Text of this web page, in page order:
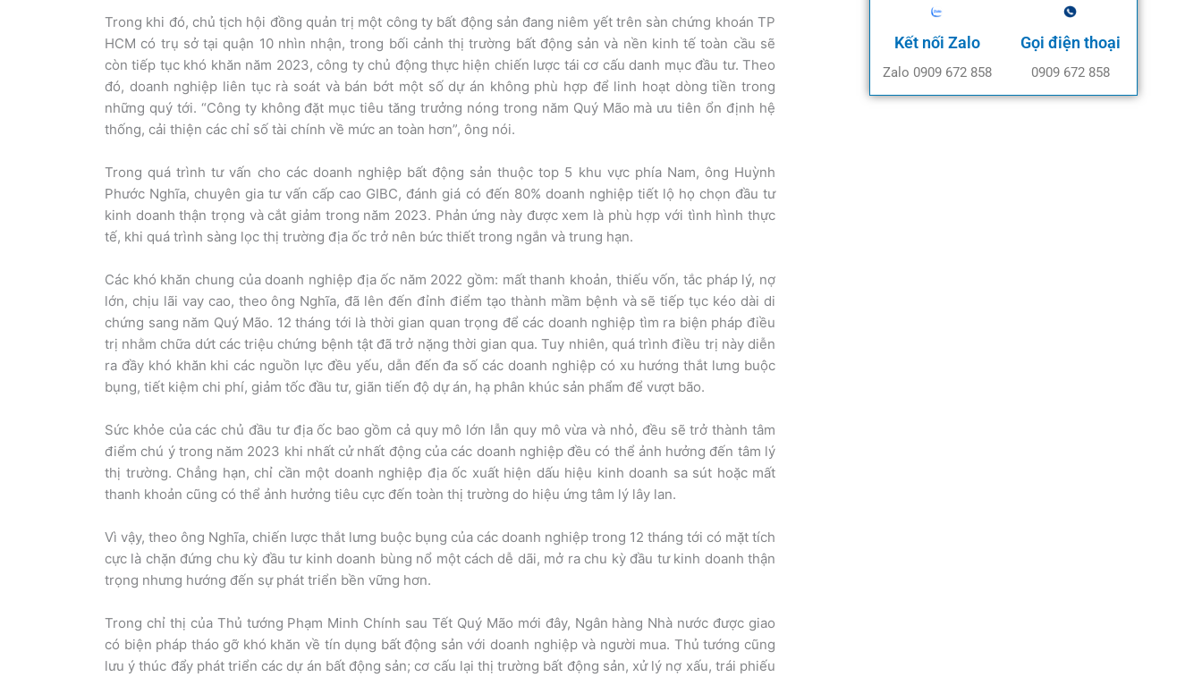
Trong khi đó, chủ tịch hội đồng quản trị một công ty bất động sản đang niêm yết trên sàn chứng khoán TP
HCM có trụ sở tại quận 10 nhìn nhận, trong bối cảnh thị trường bất động sản và nền kinh tế toàn cầu sẽ
còn tiếp tục khó khăn năm 2023, công ty chủ động thực hiện chiến lược tái cơ cấu danh mục đầu tư. Theo
đó, doanh nghiệp liên tục rà soát và bán bớt một số dự án không phù hợp để linh hoạt dòng tiền trong
những quý tới. “Công ty không đặt mục tiêu tăng trưởng nóng trong năm Quý Mão mà ưu tiên ổn định hệ
thống, cải thiện các chỉ số tài chính về mức an toàn hơn”, ông nói.
Trong quá trình tư vấn cho các doanh nghiệp bất động sản thuộc top 5 khu vực phía Nam, ông Huỳnh
Phước Nghĩa, chuyên gia tư vấn cấp cao GIBC, đánh giá có đến 80% doanh nghiệp tiết lộ họ chọn đầu tư
kinh doanh thận trọng và cắt giảm trong năm 2023. Phản ứng này được xem là phù hợp với tình hình thực
tế, khi quá trình sàng lọc thị trường địa ốc trở nên bức thiết trong ngắn và trung hạn.
Các khó khăn chung của doanh nghiệp địa ốc năm 2022 gồm: mất thanh khoản, thiếu vốn, tắc pháp lý, nợ
lớn, chịu lãi vay cao, theo ông Nghĩa, đã lên đến đỉnh điểm tạo thành mầm bệnh và sẽ tiếp tục kéo dài di
chứng sang năm Quý Mão. 12 tháng tới là thời gian quan trọng để các doanh nghiệp tìm ra biện pháp điều
trị nhằm chữa dứt các triệu chứng bệnh tật đã trở nặng thời gian qua. Tuy nhiên, quá trình điều trị này diễn
ra đầy khó khăn khi các nguồn lực đều yếu, dẫn đến đa số các doanh nghiệp có xu hướng thắt lưng buộc
bụng, tiết kiệm chi phí, giảm tốc đầu tư, giãn tiến độ dự án, hạ phân khúc sản phẩm để vượt bão.
Sức khỏe của các chủ đầu tư địa ốc bao gồm cả quy mô lớn lẫn quy mô vừa và nhỏ, đều sẽ trở thành tâm
điểm chú ý trong năm 2023 khi nhất cử nhất động của các doanh nghiệp đều có thể ảnh hưởng đến tâm lý
thị trường. Chẳng hạn, chỉ cần một doanh nghiệp địa ốc xuất hiện dấu hiệu kinh doanh sa sút hoặc mất
thanh khoản cũng có thể ảnh hưởng tiêu cực đến toàn thị trường do hiệu ứng tâm lý lây lan.
Vì vậy, theo ông Nghĩa, chiến lược thắt lưng buộc bụng của các doanh nghiệp trong 12 tháng tới có mặt tích
cực là chặn đứng chu kỳ đầu tư kinh doanh bùng nổ một cách dễ dãi, mở ra chu kỳ đầu tư kinh doanh thận
trọng nhưng hướng đến sự phát triển bền vững hơn.
Trong chỉ thị của Thủ tướng Phạm Minh Chính sau Tết Quý Mão mới đây, Ngân hàng Nhà nước được giao
có biện pháp tháo gỡ khó khăn về tín dụng bất động sản với doanh nghiệp và người mua. Thủ tướng cũng
lưu ý thúc đẩy phát triển các dự án bất động sản; cơ cấu lại thị trường bất động sản, xử lý nợ xấu, trái phiếu
Kết nối Zalo
Zalo 0909 672 858
Gọi điện thoại
0909 672 858